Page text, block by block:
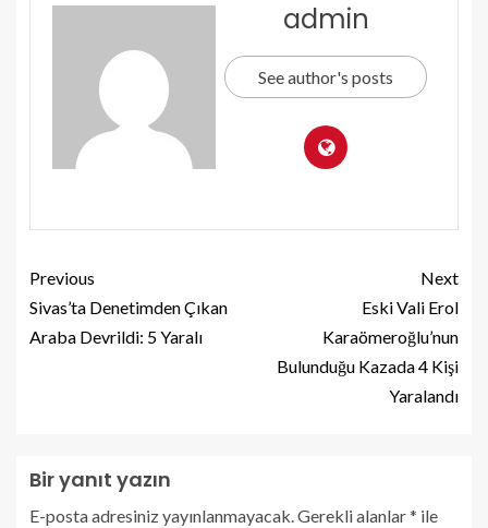
admin
See author's posts
Previous
Sivas’ta Denetimden Çıkan
Araba Devrildi: 5 Yaralı
Next
Eski Vali Erol
Karaömeroğlu’nun
Bulunduğu Kazada 4 Kişi
Yaralandı
Bir yanıt yazın
E-posta adresiniz yayınlanmayacak.Gerekli alanlar* ile